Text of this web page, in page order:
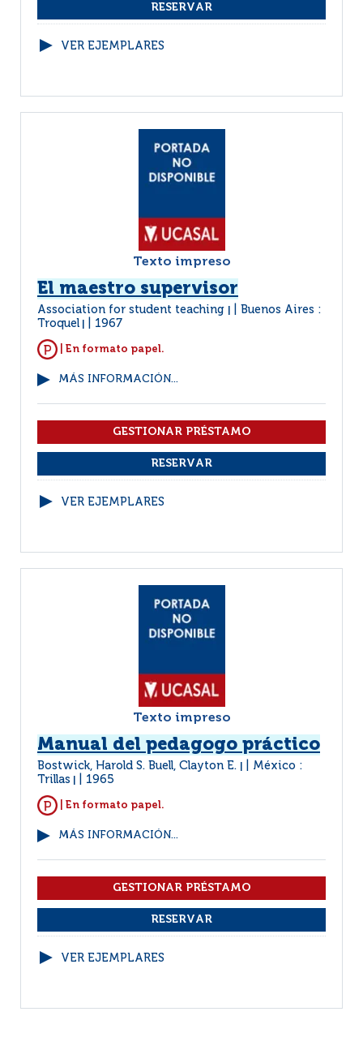
VER EJEMPLARES
Texto impreso
El maestro supervisor
Association for student teaching
Buenos Aires :
Troquel
1967
| En formato papel.
MÁS INFORMACIÓN...
VER EJEMPLARES
Texto impreso
Manual del pedagogo práctico
Bostwick, Harold S. Buell, Clayton E.
México :
Trillas
1965
| En formato papel.
MÁS INFORMACIÓN...
VER EJEMPLARES